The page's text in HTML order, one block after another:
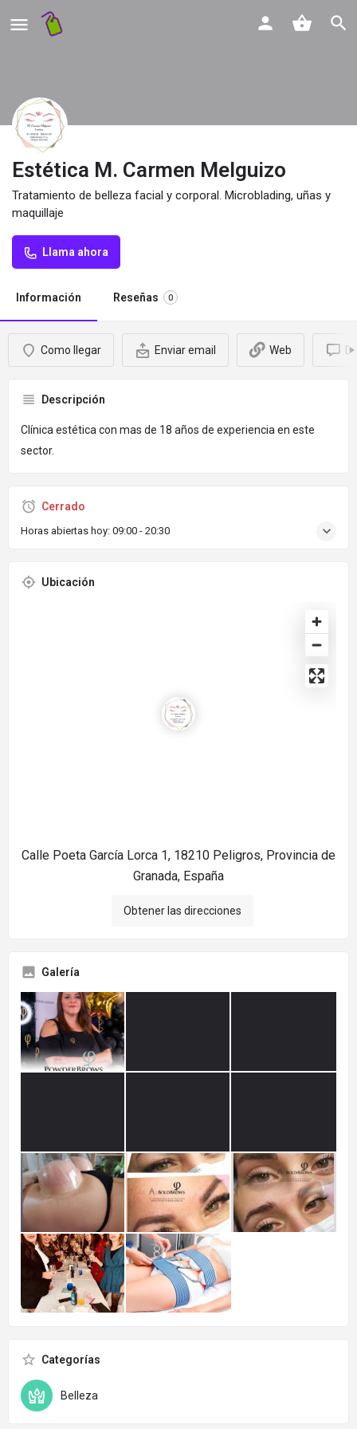
Estética M. Carmen Melguizo
Tratamiento de belleza facial y corporal. Microblading, uñas y
maquillaje
Llama ahora
Información Reseñas 0
Como llegar Enviar email Web
Descripción
Clínica estética con mas de 18 años de experiencia en este
sector.
Cerrado
Horas abiertas hoy: 09:00 - 20:30
Ubicación
Calle Poeta García Lorca 1, 18210 Peligros, Provincia de
Granada, España
Obtener las direcciones
Galería
Categorías
Belleza